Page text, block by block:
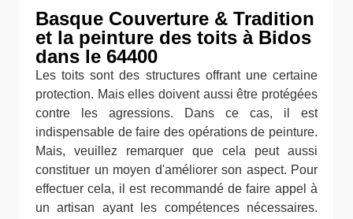
Basque Couverture & Tradition
et la peinture des toits à Bidos
dans le 64400
Les toits sont des structures offrant une certaine
protection. Mais elles doivent aussi être protégées
contre les agressions. Dans ce cas, il est
indispensable de faire des opérations de peinture.
Mais, veuillez remarquer que cela peut aussi
constituer un moyen d'améliorer son aspect. Pour
effectuer cela, il est recommandé de faire appel à
un artisan ayant les compétences nécessaires.